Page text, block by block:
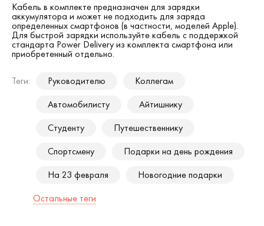
Кабель в комплекте предназначен для зарядки
аккумулятора и может не подходить для заряда
определенных смартфонов (в частности, моделей Apple).
Для быстрой зарядки используйте кабель с поддержкой
стандарта Power Delivery из комплекта смартфона или
приобретенный отдельно.
Теги: Руководителю
Коллегам
Автомобилисту
Айтишнику
Студенту
Путешественнику
Спортсмену
Подарки на день рождения
На 23 февраля
Новогодние подарки
Остальные теги